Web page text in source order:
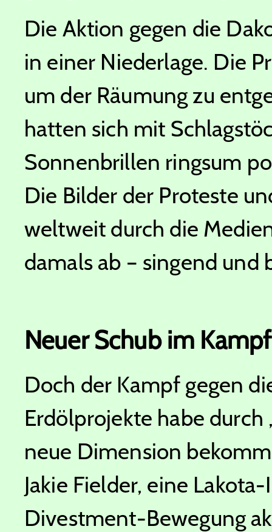
Die Aktion gegen die
in einer Niederlage. Die
um der Räumung zu
hatten sich mit
Sonnenbrillen ringsum
Die Bilder der Proteste
weltweit durch die
damals ab – singend und
Neuer Schub im
Doch der Kampf gegen
Erdölprojekte habe durch
neue Dimension
Jakie Fielder, eine
Divestment-Bewegung